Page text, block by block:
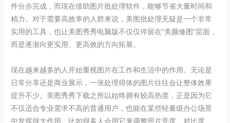
件分步完成，而现在借助图片批处理软件，能够节省大量时间和
精力。对于需要高效率的人群来说，美图批处理无疑是一个非常
实用的工具，也让美图秀秀电脑版不仅仅停留在“美颜修图”层面，
而是逐渐向更实用、更高效的方向拓展。
现在越来越多的人开始重视图片在工作和生活中的作用。无论是
日常分享还是商业展示，一张处理得体的图片往往会让整体效果
提升不少。美图秀秀下载之所以始终拥有较高热度，正是因为它
不仅适合专业需求不高的普通用户，也能在某些轻量级办公场景
中发挥很大作用。比如很多人会用它来调整照片亮度、对比度、